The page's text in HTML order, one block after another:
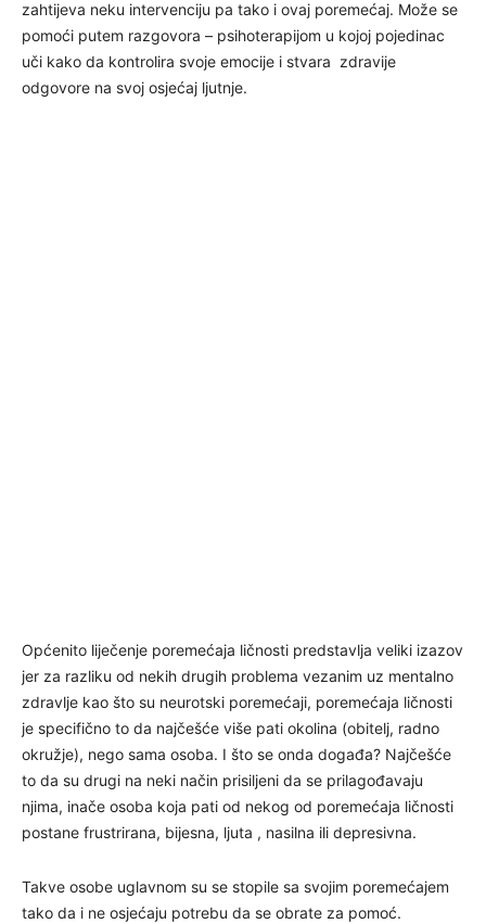
zahtijeva neku intervenciju pa tako i ovaj poremećaj. Može se
pomoći putem razgovora – psihoterapijom u kojoj pojedinac
uči kako da kontrolira svoje emocije i stvara zdravije
odgovore na svoj osjećaj ljutnje.
Općenito liječenje poremećaja ličnosti predstavlja veliki izazov
jer za razliku od nekih drugih problema vezanim uz mentalno
zdravlje kao što su neurotski poremećaji, poremećaja ličnosti
je specifično to da najčešće više pati okolina (obitelj, radno
okružje), nego sama osoba. I što se onda događa? Najčešće
to da su drugi na neki način prisiljeni da se prilagođavaju
njima, inače osoba koja pati od nekog od poremećaja ličnosti
postane frustrirana, bijesna, ljuta , nasilna ili depresivna.
Takve osobe uglavnom su se stopile sa svojim poremećajem
tako da i ne osjećaju potrebu da se obrate za pomoć.